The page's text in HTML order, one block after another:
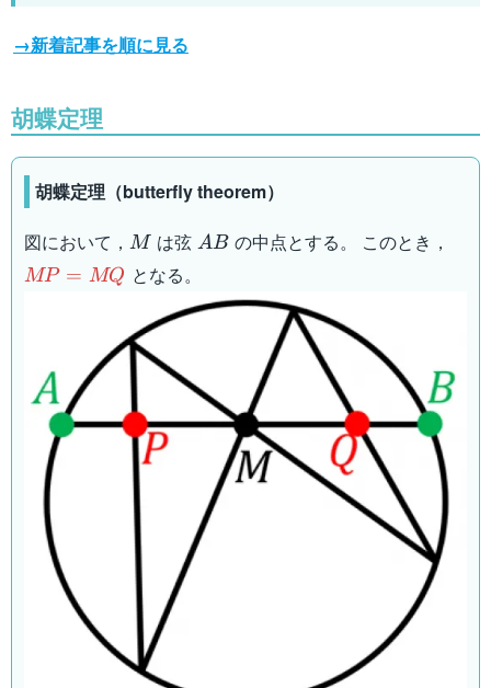
→新着記事を順に見る
胡蝶定理
胡蝶定理（butterfly theorem）
図において，M
M は弦 AB
ABの中点とする。 このとき，
MP = MQ となる。